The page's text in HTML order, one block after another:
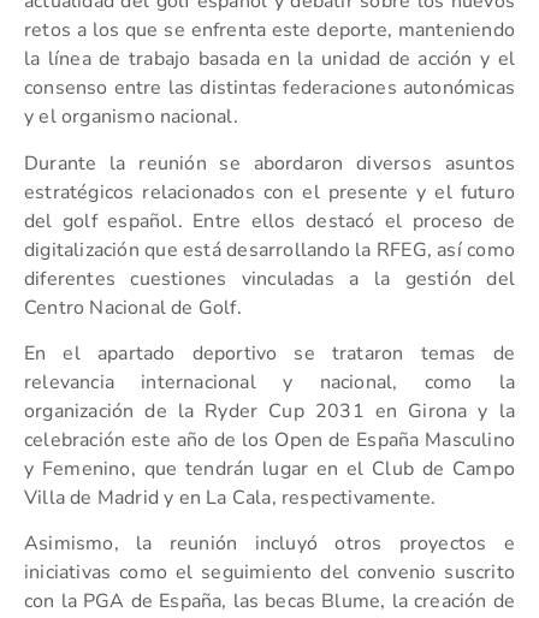
retos a los que se enfrenta este deporte, manteniendo
la línea de trabajo basada en la unidad de acción y el
consenso entre las distintas federaciones autonómicas
y el organismo nacional.
Durante la reunión se abordaron diversos asuntos
estratégicos relacionados con el presente y el futuro
del golf español. Entre ellos destacó el proceso de
digitalización que está desarrollando la RFEG, así como
diferentes cuestiones vinculadas a la gestión del
Centro Nacional de Golf.
En el apartado deportivo se trataron temas de
relevancia internacional y nacional, como la
organización de la Ryder Cup 2031 en Girona y la
celebración este año de los Open de España Masculino
y Femenino, que tendrán lugar en el Club de Campo
Villa de Madrid y en La Cala, respectivamente.
Asimismo, la reunión incluyó otros proyectos e
iniciativas como el seguimiento del convenio suscrito
con la PGA de España, las becas Blume, la creación de